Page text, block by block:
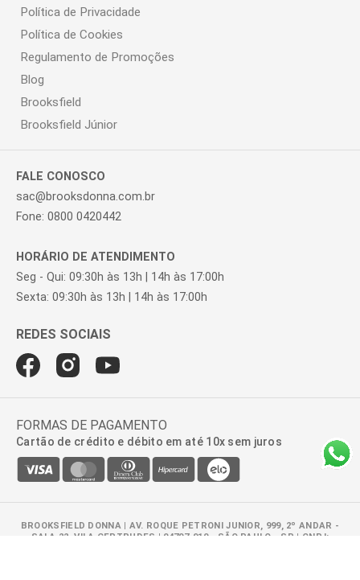
Política de Privacidade
Política de Cookies
Regulamento de Promoções
Blog
Brooksfield
Brooksfield Júnior
FALE CONOSCO
sac@brooksdonna.com.br
Fone: 0800 0420442
HORÁRIO DE ATENDIMENTO
Seg - Qui: 09:30h às 13h | 14h às 17:00h
Sexta: 09:30h às 13h | 14h às 17:00h
FORMAS DE PAGAMENTO
Cartão de crédito e débito em até 10x sem juros
BROOKSFIELD DONNA | AV. ROQUE PETRONI JUNIOR, 999, 2º ANDAR -
SALA 22, VILA GERTRUDES | 04707-910 - SÃO PAULO - SP | CNPJ: